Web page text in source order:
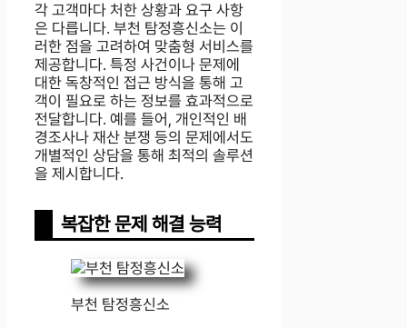
각 고객마다 처한 상황과 요구 사항
은 다릅니다. 부천 탐정흥신소는 이
러한 점을 고려하여 맞춤형 서비스를
제공합니다. 특정 사건이나 문제에
대한 독창적인 접근 방식을 통해 고
객이 필요로 하는 정보를 효과적으로
전달합니다. 예를 들어, 개인적인 배
경조사나 재산 분쟁 등의 문제에서도
개별적인 상담을 통해 최적의 솔루션
을 제시합니다.
복잡한 문제 해결 능력
부천 탐정흥신소